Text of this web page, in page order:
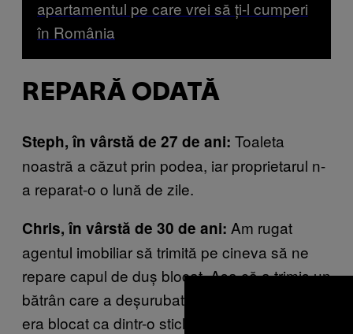
apartamentul pe care vrei să ți-l cumperi
în România
REPARĂ ODATĂ
Steph, în vârstă de 27 de ani: Toaleta
noastră a căzut prin podea, iar proprietarul n-
a reparat-o o lună de zile.
Chris, în vârstă de 30 de ani: Am rugat
agentul imobiliar să trimită pe cineva să ne
repare capul de duș blocat. Așa că a trimis un
bătrân care a deșurubat capul și a supt ce
era blocat ca dintr-o sticlă de iaurt. A scuipat